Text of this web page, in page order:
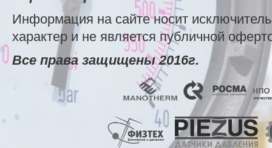
Информация на сайте носит
характер и не является публичной
Все права защищены 2016г.